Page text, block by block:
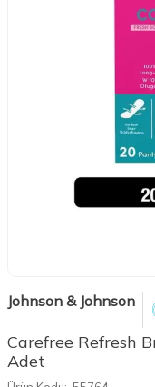
Johnson & Johnson
Carefree Refresh
Adet